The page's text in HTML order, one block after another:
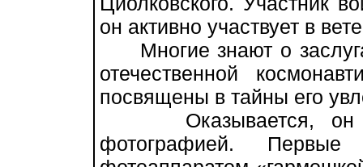
он активно участвует в
Многие знают о
отечественной
посвящены в тайны его
Оказывается, он
фотографией.